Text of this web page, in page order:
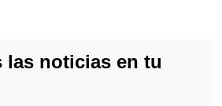
las noticias en tu